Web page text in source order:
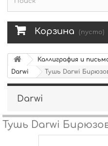
Корзина (пусто)
Каллиграфия и
Darwi
Тушь Darwi
Darwi
Тушь Darwi